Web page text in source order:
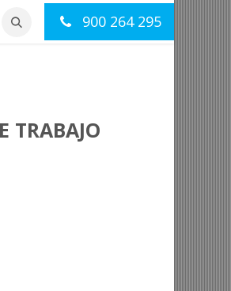
900 264 295
TRABAJO